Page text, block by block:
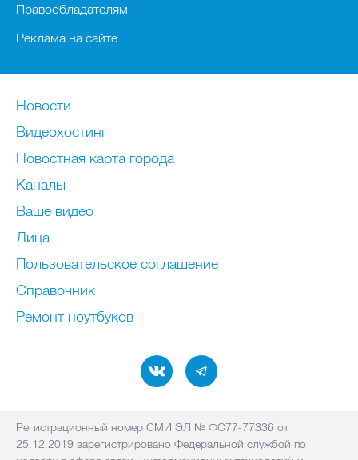
Правообладателям
Реклама на сайте
Новости
Видеохостинг
Новостная карта города
Каналы
Ваше видео
Лица
Пользовательское соглашение
Справочник
Ремонт нoутбуков
Регистрационный номер СМИ ЭЛ № ФС77-77336 от
25.12.2019 зарегистрировано Федеральной службой по